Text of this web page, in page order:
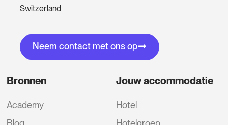
Switzerland
Neem contact met ons op
Bronnen
Academy
Jouw accommodatie
Hotel